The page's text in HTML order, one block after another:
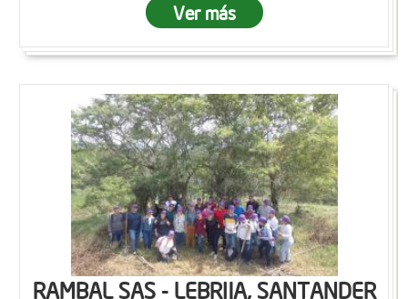
Ver más
RAMBAL SAS - LEBRIJA, SANTANDER